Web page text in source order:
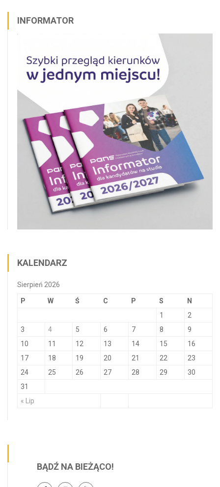
INFORMATOR
KALENDARZ
Sierpień 2026
P W Ś C P S N
« Lip
1
2
3
4 5 6 7 8
9
10
11 12 13 14 15
16
17
18 19 20 21 22
23
24
25 26 27 28 29
30
31
BĄDŹ NA BIEŻĄCO!